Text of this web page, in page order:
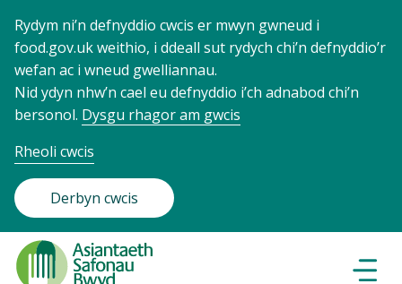
Rydym ni’n defnyddio cwcis er mwyn gwneud i
food.gov.uk weithio, i ddeall sut rydych chi’n defnyddio’r
wefan ac i wneud gwelliannau.
Nid ydyn nhw’n cael eu defnyddio i’ch adnabod chi’n
bersonol. Dysgu rhagor am gwcis
Rheoli cwcis
Derbyn cwcis
Food
Standards